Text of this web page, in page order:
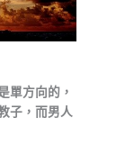
單方向的，
子，而男人